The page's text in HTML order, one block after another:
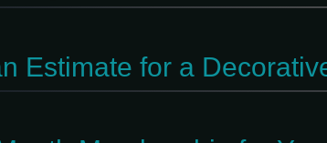
Estimate for a